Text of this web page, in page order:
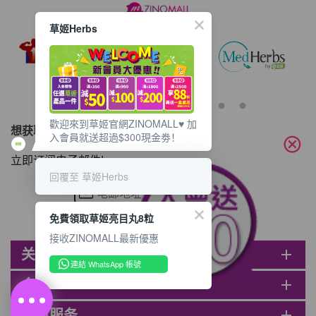
想获取最新的优惠资讯？
立即订阅电子邮件!
关于ZINOMALL add
会员 add
cancel
草姬Herbs
歡迎來到草姬官網ZINOMALL♥️ 加
入會員就送超過$300現金劵！
回覆至 草姬Herbs
免費領取草姬亮目丸8粒
接收ZINOMALL最新優惠
連結 WhatsApp 帳號